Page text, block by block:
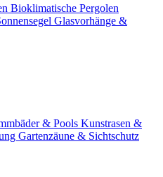
Bioklimatische Pergolen
Glasvorhänge &
& Pools Kunstrasen &
Gartenzäune & Sichtschutz